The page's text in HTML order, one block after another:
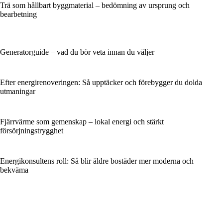
Trä som hållbart byggmaterial – bedömning av ursprung och
bearbetning
Generatorguide – vad du bör veta innan du väljer
Efter energirenoveringen: Så upptäcker och förebygger du dolda
utmaningar
Fjärrvärme som gemenskap – lokal energi och stärkt
försörjningstrygghet
Energikonsultens roll: Så blir äldre bostäder mer moderna och
bekväma